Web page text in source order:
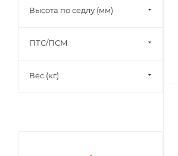
Высота по седлу (мм)
ПТС/ПСМ
Вес (кг)